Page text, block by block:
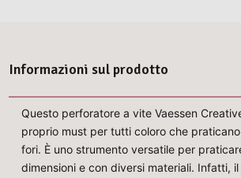
Informazioni sul prodotto
Questo perforatore a vite Vaessen
proprio must per tutti coloro che
fori. È uno strumento versatile per
dimensioni e con diversi materiali. Infatti,